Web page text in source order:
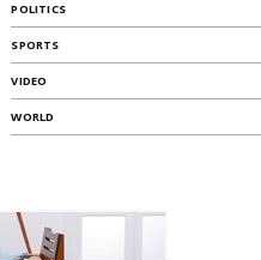
POLITICS
SPORTS
VIDEO
WORLD